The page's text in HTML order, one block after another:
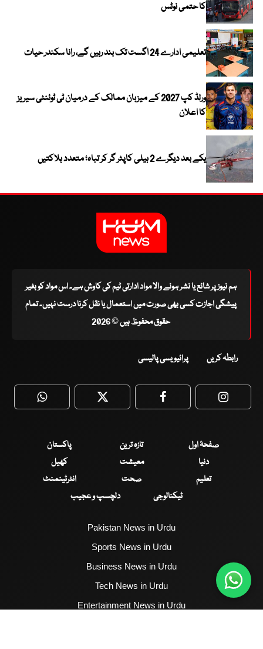
کا حتمی نوٹس
تعلیمی ادارے 24 اگست تک بند رہیں گے، رانا سکندر حیات
ورلڈ کپ 2027 کے میزبان ممالک کے درمیان ٹی ٹوئنٹی سیریز
کا اعلان
یکے بعد دیگرے 2 ہیلی کاپٹر گر کر تباہ؛ متعدد ہلاکتیں
ہم نیوز پر شائع یا نشر ہونے والا مواد ادارتی ٹیم کی کاوش ہے۔ اس مواد کو بغیر
پیشگی اجازت کسی بھی صورت میں استعمال یا نقل کرنا درست نہیں۔ تمام
حقوق محفوظ ہیں © 2026
رابطہ کریں پرائیویسی پالیسی
WhatsApp Twitter Facebook
صفحۂ اول تازہ ترین
پاکستان
دنیا
معیشت
کھیل
تعلیم
صحت
انٹرٹینمنٹ
ٹیکنالوجی
دلچسپ و عجیب
Pakistan News in Urdu
Sports News in Urdu
Business News in Urdu
Tech News in Urdu
Entertainment News in Urdu